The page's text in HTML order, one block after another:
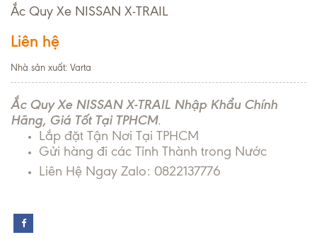
Ắc Quy Xe NISSAN X-TRAIL
Liên hệ
Nhà sản xuất: Varta
Ắc Quy Xe NISSAN X-TRAIL Nhập Khẩu Chính
Hãng, Giá Tốt Tại TPHCM.
Lắp đặt Tận Nơi Tại TPHCM
Gửi hàng đi các Tỉnh Thành trong Nước
Liên Hệ Ngay Zalo: 0822137776